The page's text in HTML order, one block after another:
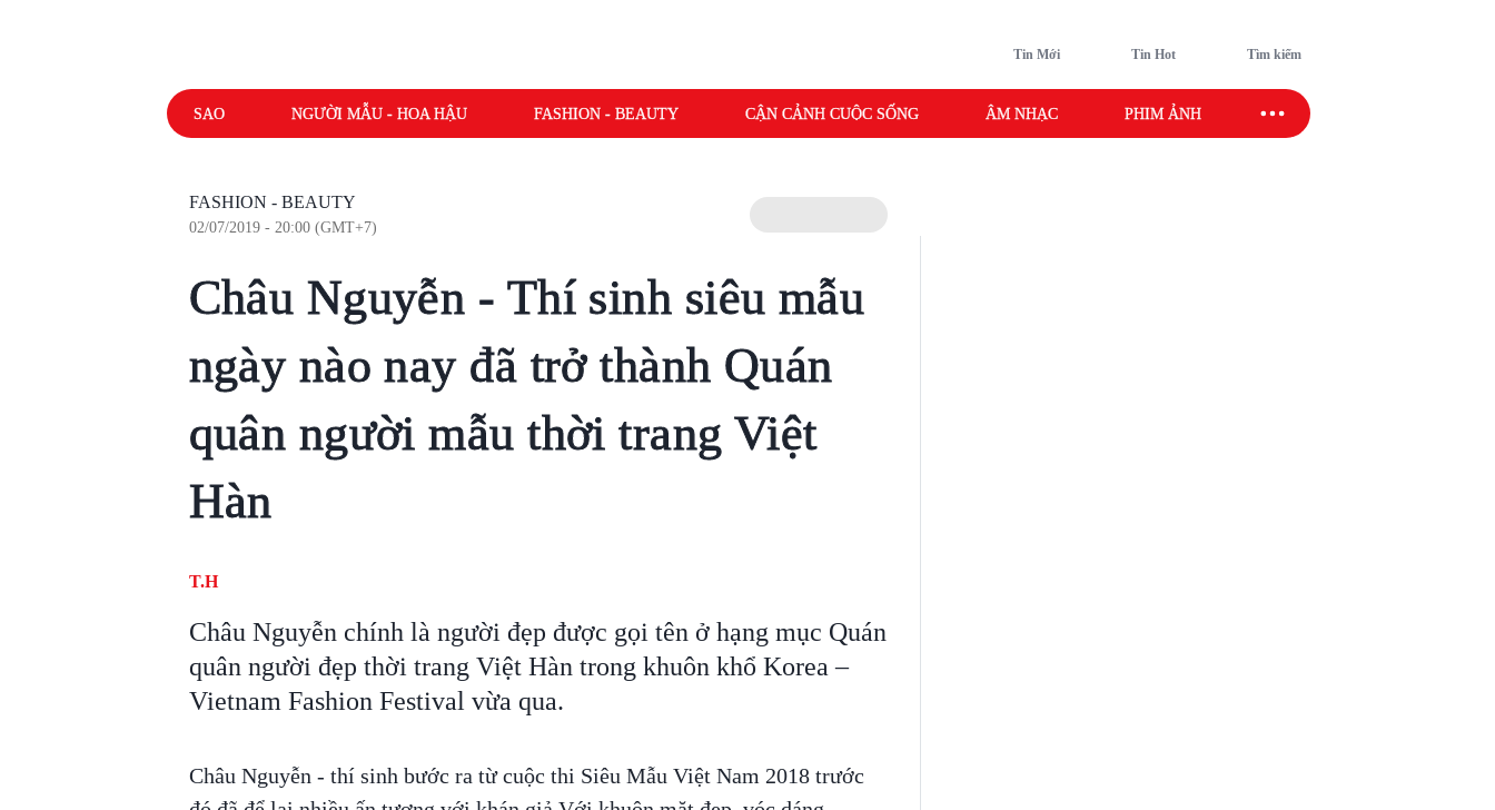
Tin Mới Tin Hot Tìm kiếm
SAO NGƯỜI MẪU - HOA HẬU FASHION - BEAUTY CẬN CẢNH CUỘC SỐNG ÂM NHẠC PHIM ẢNH SAO SPORT
FASHION - BEAUTY
02/07/2019 - 20:00 (GMT+7)
Châu Nguyễn - Thí sinh siêu mẫu
ngày nào nay đã trở thành Quán
quân người mẫu thời trang Việt
Hàn
T.H
Châu Nguyễn chính là người đẹp được gọi tên ở hạng mục Quán
quân người đẹp thời trang Việt Hàn trong khuôn khổ Korea –
Vietnam Fashion Festival vừa qua.
Châu Nguyễn - thí sinh bước ra từ cuộc thi Siêu Mẫu Việt Nam 2018 trước